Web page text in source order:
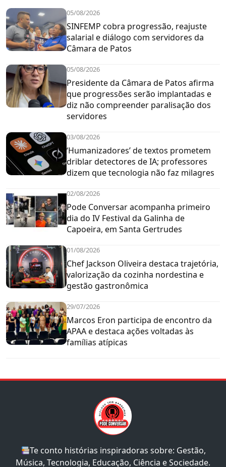
05/08/2026
SINFEMP cobra progressão, reajuste
salarial e diálogo com servidores da
Câmara de Patos
05/08/2026
Presidente da Câmara de Patos afirma
que progressões serão implantadas e
diz não compreender paralisação dos
servidores
03/08/2026
‘Humanizadores’ de textos prometem
driblar detectores de IA; professores
dizem que tecnologia não faz milagres
02/08/2026
Pode Conversar acompanha primeiro
dia do IV Festival da Galinha de
Capoeira, em Santa Gertrudes
01/08/2026
Chef Jackson Oliveira destaca trajetória,
valorização da cozinha nordestina e
gestão gastronômica
29/07/2026
Marcos Eron participa de encontro da
APAA e destaca ações voltadas às
famílias atípicas
Te conto histórias inspiradoras sobre: Gestão,
Música, Tecnologia, Educação, Ciência e Sociedade.